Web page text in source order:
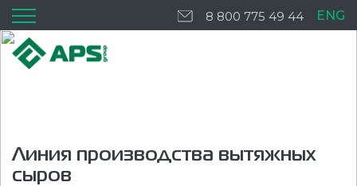
8 800 775 49 44 ENG
Линия производства вытяжных
сыров